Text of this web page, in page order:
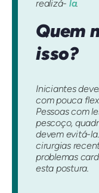
realizá- la.
Quem
isso?
Iniciantes
com pouca
Pessoas com
pescoço,
devem evitá-
cirurgias
problemas
esta postura.